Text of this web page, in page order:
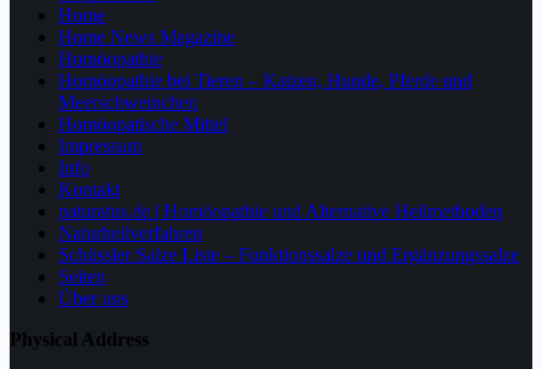
Home
Home News Magazine
Homöopathie
Homöopathie bei Tieren – Katzen, Hunde, Pferde und
Meerschweinchen
Homöopatische Mittel
Impressum
Info
Kontakt
naturatus.de | Homöopathie und Alternative Heilmethoden
Naturheilverfahren
Schüssler Salze Liste – Funktionssalze und Ergänzungssalze
Seiten
Über uns
Physical Address